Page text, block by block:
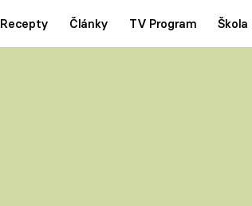
Recepty Články TV Program